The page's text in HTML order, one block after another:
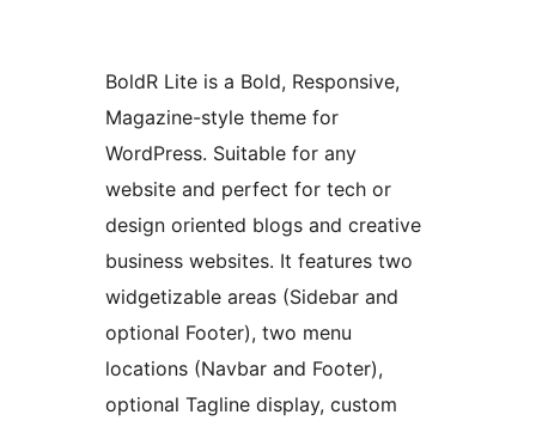
BoldR Lite is a Bold, Responsive,
Magazine-style theme for
WordPress. Suitable for any
website and perfect for tech or
design oriented blogs and creative
business websites. It features two
widgetizable areas (Sidebar and
optional Footer), two menu
locations (Navbar and Footer),
optional Tagline display, custom